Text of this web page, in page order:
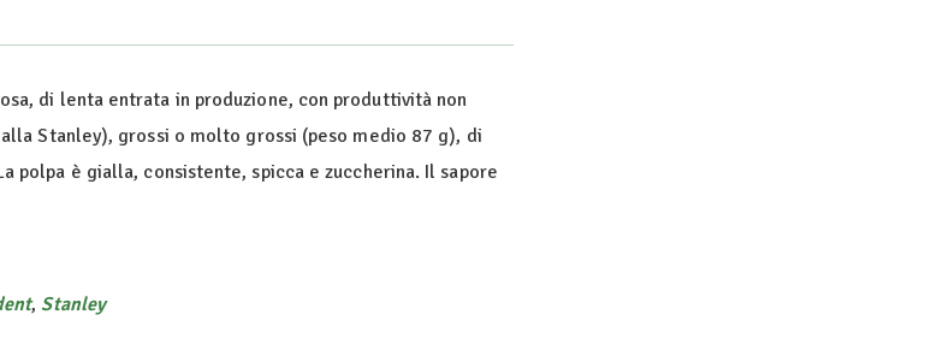
di lenta entrata in produzione, con produttività non
Stanley), grossi o molto grossi (peso medio 87 g), di
è gialla, consistente, spicca e zuccherina. Il sapore
,Stanley